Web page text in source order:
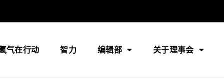
气在行动 智力 编辑部 关于理事会